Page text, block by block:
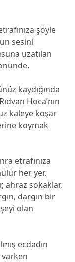
şöyle
sesini
uzatılan
kaydığında
Hoca’nın
kaleye koşar
koymak
etrafınıza
her yer.
ahraz sokaklar,
dargın bir
olan
ecdadın
varken